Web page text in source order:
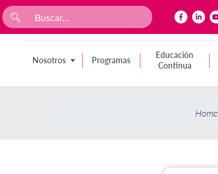
Nosotros Programas
Educación
Continua
Home